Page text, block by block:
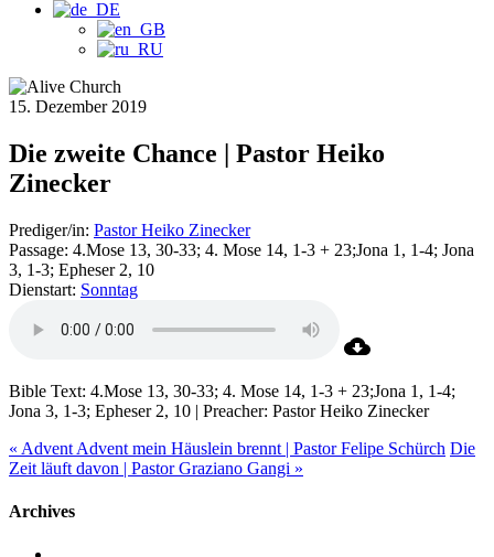
15. Dezember 2019
Die zweite Chance | Pastor Heiko
Zinecker
Prediger/in: Pastor Heiko Zinecker
Passage: 4.Mose 13, 30-33; 4. Mose 14, 1-3 + 23;Jona 1, 1-4; Jona
3, 1-3; Epheser 2, 10
Dienstart: Sonntag
Bible Text: 4.Mose 13, 30-33; 4. Mose 14, 1-3 + 23;Jona 1, 1-4;
Jona 3, 1-3; Epheser 2, 10 | Preacher: Pastor Heiko Zinecker
« Advent Advent mein Häuslein brennt | Pastor Felipe Schürch Die
Zeit läuft davon | Pastor Graziano Gangi »
Archives